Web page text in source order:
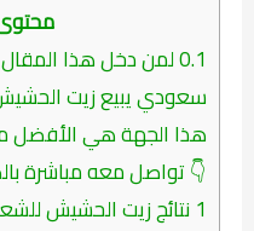
0.1لمن دخل هذا
سعودي يبيع زيت
هذا الجهة هي الأفضل
👇 تواصل معه مباشرة
1 نتائج زيت الحشيش